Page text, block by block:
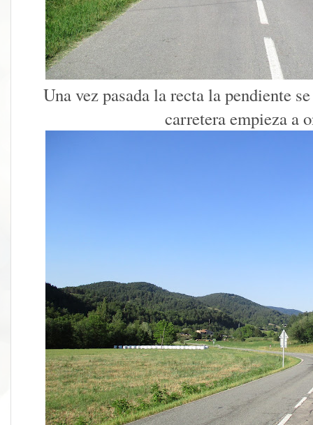
Una vez pasada la recta la pendiente
carretera empieza a